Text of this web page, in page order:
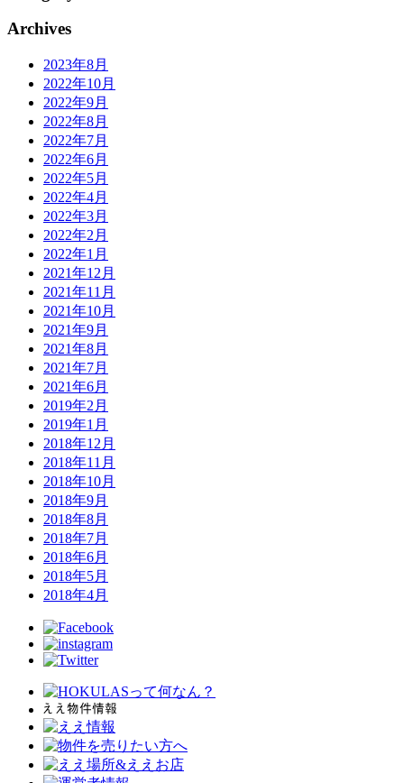
Archives
2023年8月
2022年10月
2022年9月
2022年8月
2022年7月
2022年6月
2022年5月
2022年4月
2022年3月
2022年2月
2022年1月
2021年12月
2021年11月
2021年10月
2021年9月
2021年8月
2021年7月
2021年6月
2019年2月
2019年1月
2018年12月
2018年11月
2018年10月
2018年9月
2018年8月
2018年7月
2018年6月
2018年5月
2018年4月